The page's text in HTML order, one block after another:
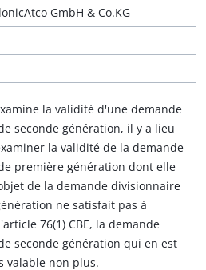
GmbH & Co.KG
la validité d'une demande
seconde génération, il y a lieu
la validité de la demande
première génération dont elle
de la demande divisionnaire
ne satisfait pas à
76(1) CBE, la demande
seconde génération qui en est
valable non plus.